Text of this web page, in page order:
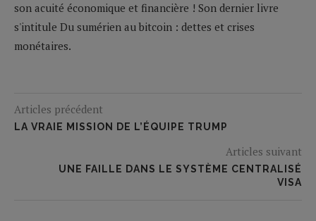
son acuité économique et financière ! Son dernier livre
s'intitule Du sumérien au bitcoin : dettes et crises
monétaires.
Articles précédent
LA VRAIE MISSION DE L’ÉQUIPE TRUMP
Articles suivant
UNE FAILLE DANS LE SYSTÈME CENTRALISÉ
VISA